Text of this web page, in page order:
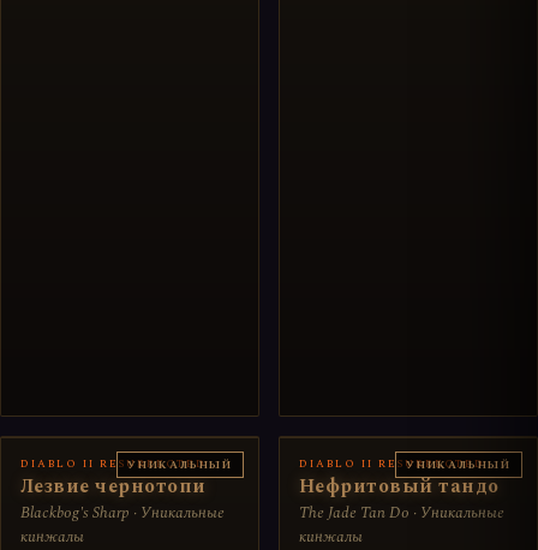
УНИКАЛЬНЫЙ
DIABLO II RESURRECTED
Лезвие чернотопи
Blackbog's Sharp · Уникальные
кинжалы
УНИКАЛЬНЫЙ
DIABLO II RESURRECTED
Нефритовый тандо
The Jade Tan Do · Уникальные
кинжалы